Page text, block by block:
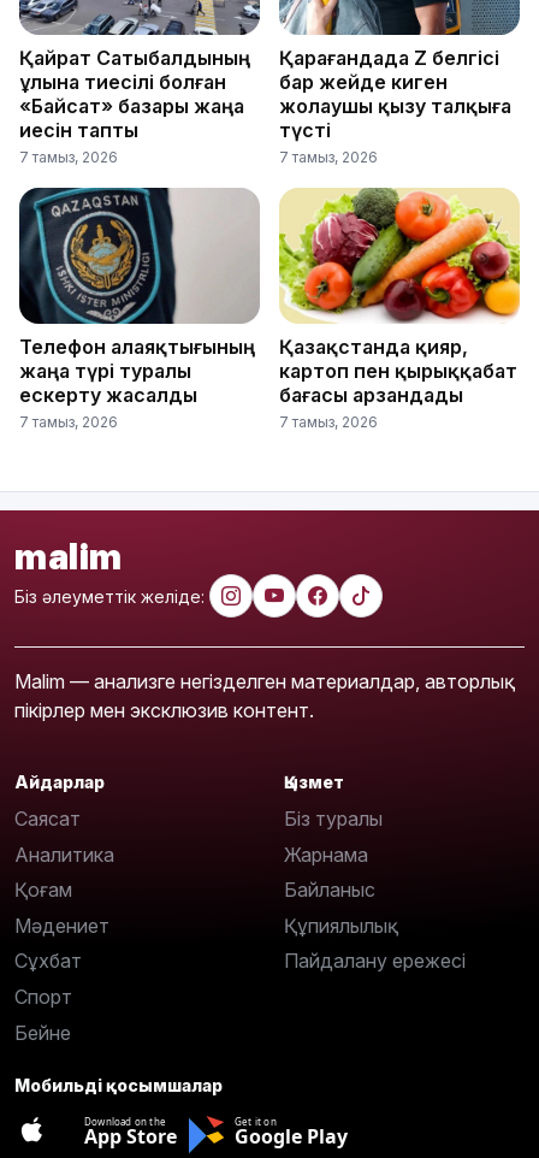
Қайрат Сатыбалдының
ұлына тиесілі болған
«Байсат» базары жаңа
иесін тапты
7 тамыз, 2026
Қарағандада Z белгісі
бар жейде киген
жолаушы қызу талқыға
түсті
7 тамыз, 2026
Телефон алаяқтығының
жаңа түрі туралы
ескерту жасалды
7 тамыз, 2026
Қазақстанда қияр,
картоп пен қырыққабат
бағасы арзандады
7 тамыз, 2026
malim
Біз әлеуметтік желіде:
Malim — анализге негізделген материалдар, авторлық
пікірлер мен эксклюзив контент.
Айдарлар
Саясат
Аналитика
Қоғам
Мәдениет
Сұхбат
Спорт
Бейне
Қызмет
Біз туралы
Жарнама
Байланыс
Құпиялылық
Пайдалану ережесі
Мобильді қосымшалар
Download on the
App Store
Get it on
Google Play